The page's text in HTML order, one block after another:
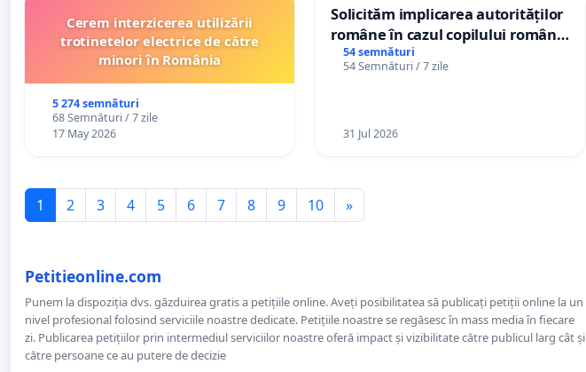
Cerem interzicerea utilizării
trotinetelor electrice de către
minori în România
5 274 semnături
68 Semnături / 7 zile
17 May 2026
Solicităm implicarea autorităților
române în cazul copilului român
Wiliam Kristian Gheorghe, aflat în
plasament în Danemarca de 12
54 semnături
54 Semnături / 7 zile
31 Jul 2026
1 2 3 4 5 6 7 8 9 10 »
Petitieonline.com
Punem la dispoziția dvs. găzduirea gratis a petițiile online. Aveți posibilitatea să publicați petiții online la un
nivel profesional folosind serviciile noastre dedicate. Petițiile noastre se regăsesc în mass media în fiecare
zi. Publicarea petițiilor prin intermediul serviciilor noastre oferă impact și vizibilitate către publicul larg cât și
către persoane ce au putere de decizie